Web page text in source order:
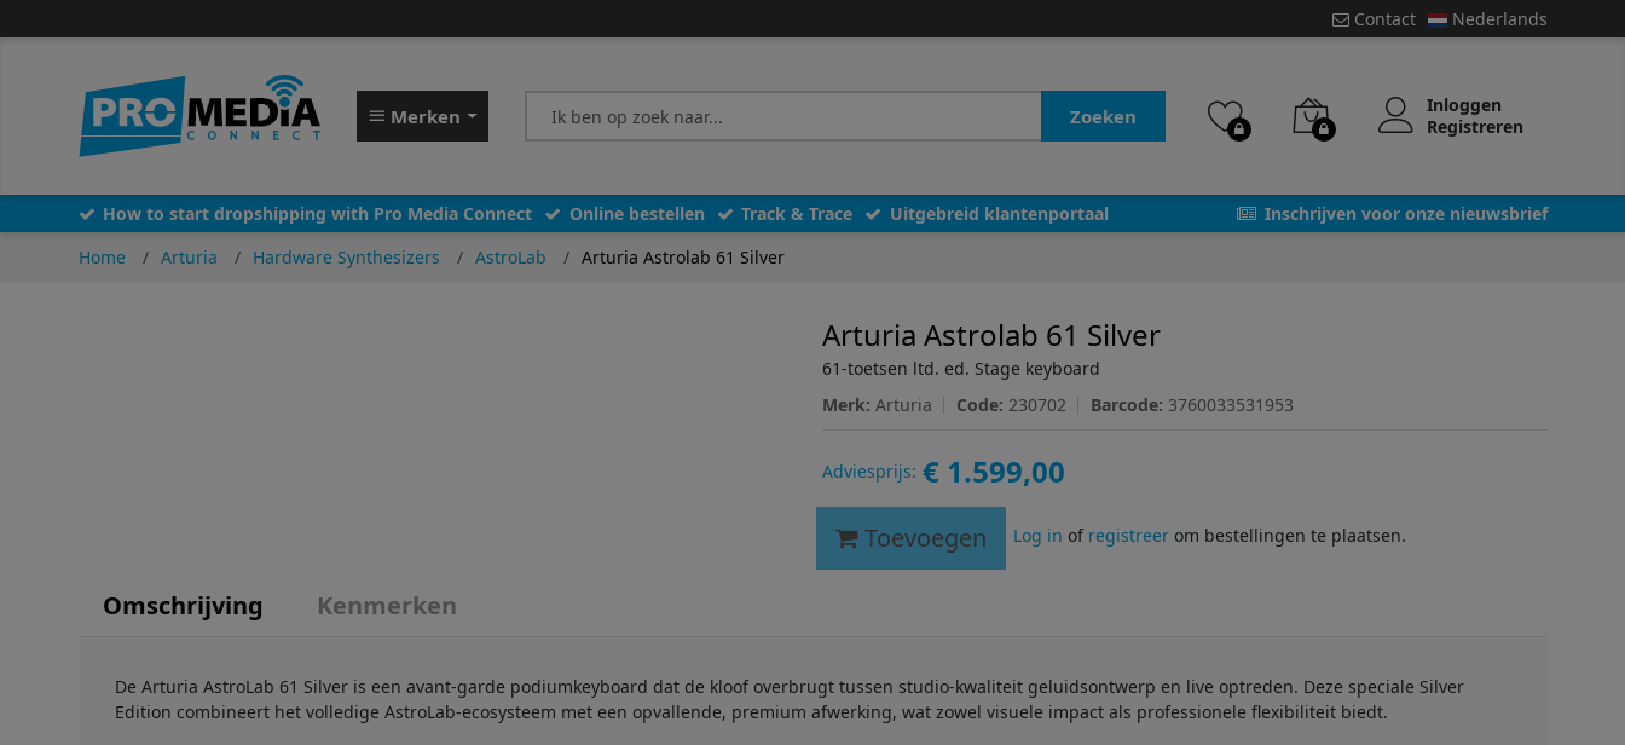
Contact Nederlands
Merken Zoeken
Inloggen
Registreren
How to start dropshipping with Pro Media Connect Online bestellen Track & Trace Uitgebreid klantenportaal
Inschrijven voor onze nieuwsbrief
Home
Arturia Hardware Synthesizers AstroLab Arturia Astrolab 61 Silver
Arturia Astrolab 61 Silver
61-toetsen ltd. ed. Stage keyboard
Merk: Arturia Code: 230702 Barcode: 3760033531953
Adviesprijs: € 1.599,00
Toevoegen Log in of registreer om bestellingen te plaatsen.
Omschrijving Kenmerken
De Arturia AstroLab 61 Silver is een avant-garde podiumkeyboard dat de kloof overbrugt tussen studio-kwaliteit geluidsontwerp en live optreden. Deze speciale Silver
Edition combineert het volledige AstroLab-ecosysteem met een opvallende, premium afwerking, wat zowel visuele impact als professionele flexibiliteit biedt.